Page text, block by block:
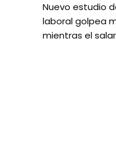
Nuevo estudio
laboral golpea
mientras el